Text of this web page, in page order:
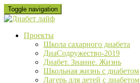
Skip
to
content
Toggle navigation
Проекты
Школа сахарного диабета
ДиаСодружество-2019
Диабет. Знание. Жизнь
Школьная жизнь с диабетом
Лагерь для детей с диабетом